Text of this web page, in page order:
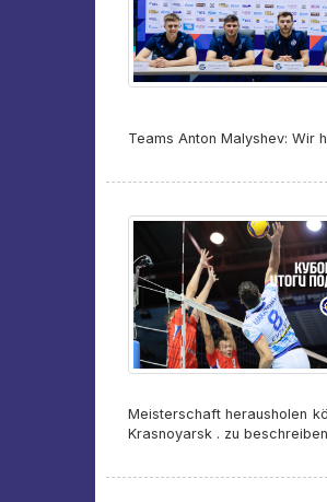
Teams Anton Malyshev: Wir
Meisterschaft herausholen
Krasnoyarsk . zu